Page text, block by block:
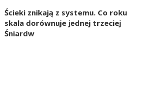
Ścieki znikają z systemu. Co roku
skala dorównuje jednej trzeciej
Śniardw